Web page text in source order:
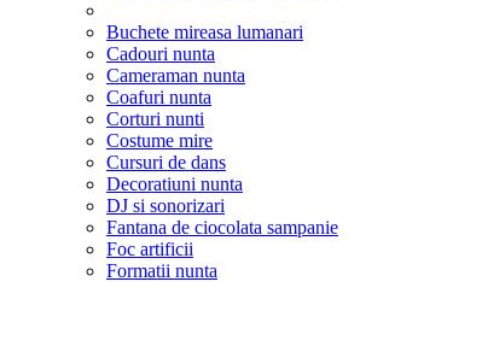
Buchete mireasa lumanari
Cadouri nunta
Cameraman nunta
Coafuri nunta
Corturi nunti
Costume mire
Cursuri de dans
Decoratiuni nunta
DJ si sonorizari
Fantana de ciocolata sampanie
Foc artificii
Formatii nunta